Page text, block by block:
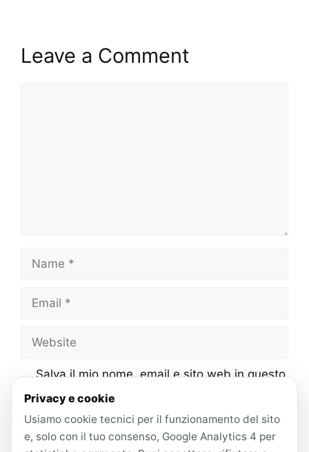
Leave a Comment
Name
Email
Website
Salva il mio nome, email e sito web in questo
browser per la prossima volta che
commento.
Privacy e cookie
Usiamo cookie tecnici per il funzionamento del sito
e, solo con il tuo consenso, Google Analytics 4 per